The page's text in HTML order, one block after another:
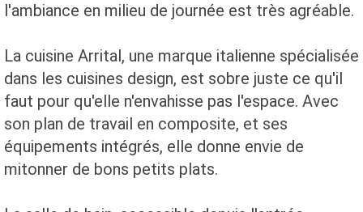
l'ambiance en milieu de journée est très agréable.
La cuisine Arrital, une marque italienne spécialisée
dans les cuisines design, est sobre juste ce qu'il
faut pour qu'elle n'envahisse pas l'espace. Avec
son plan de travail en composite, et ses
équipements intégrés, elle donne envie de
mitonner de bons petits plats.